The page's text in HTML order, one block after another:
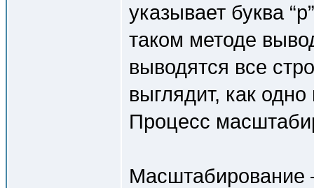
указывает буква
таком методе
выводятся все
выглядит, как
Процесс
Масштабирование